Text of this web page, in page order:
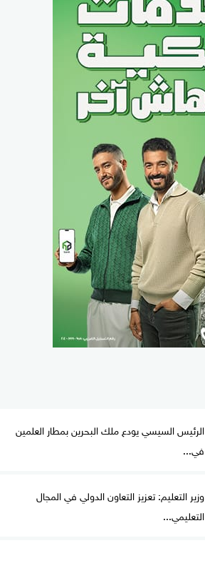
الرئيس السيسي يودع ملك البحرين بمطار العلمين
في...
وزير التعليم: تعزيز التعاون الدولي في المجال
التعليمي...